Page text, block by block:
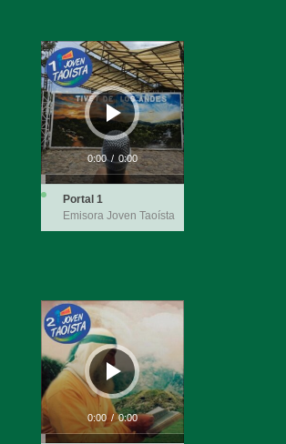
Reproductor
de
audio
0:00 / 0:00
Portal 1
Emisora Joven Taoísta
Reproductor
de
audio
0:00 / 0:00